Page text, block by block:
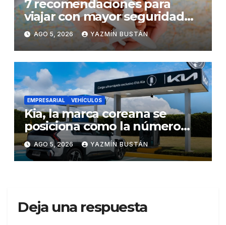
7 recomendaciones para
viajar con mayor seguridad
dentro y fuera del Ecuador
AGO 5, 2026 YAZMÍN BUSTÁN
EMPRESARIAL VEHÍCULOS
Kia, la marca coreana se
posiciona como la número
uno en ventas de vehículos
eléctricos en Ecuador
durante julio
AGO 5, 2026 YAZMÍN BUSTÁN
Deja una respuesta